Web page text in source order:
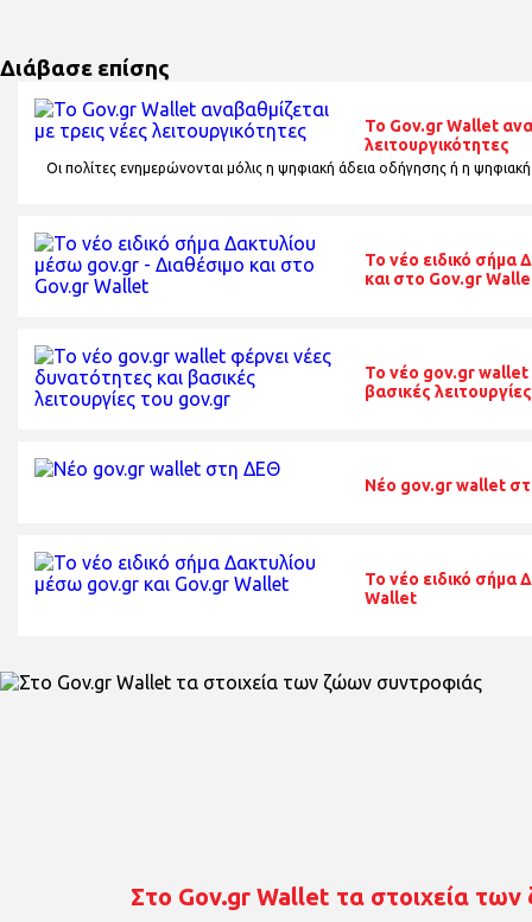
Διάβασε επίσης
Το Gov.gr Wallet
λειτουργικότητες
Οι πολίτες ενημερώνονται μόλις η ψηφιακή άδεια οδήγησης ή η
Το νέο ειδικό σήμα
και στο Gov.gr
To νέο gov.gr wallet
βασικές
Nέο gov.gr wallet
To νέο ειδικό σήμα
Wallet
Στο Gov.gr Wallet τα στοιχεία